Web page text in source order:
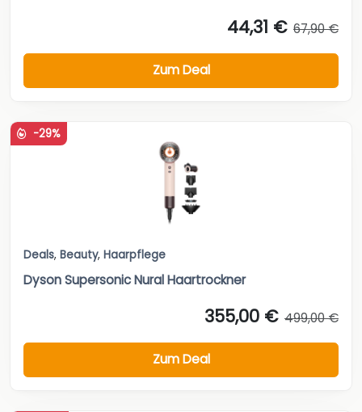
44,31 € 67,90 €
Zum Deal
-29%
Deals, Beauty, Haarpflege
Dyson Supersonic Nural Haartrockner
355,00 € 499,00 €
Zum Deal